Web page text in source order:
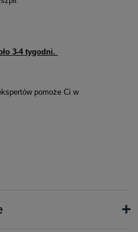
3-4 tygodni.
pomoże Ci w
+